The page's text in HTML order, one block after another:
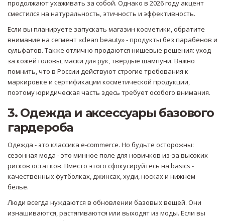
продолжают ухаживать за собой. Однако в 2026 году акцент
сместился на натуральность, этичность и эффективность.
Если вы планируете запускать магазин косметики, обратите
внимание на сегмент «clean beauty» - продукты без парабенов и
сульфатов. Также отлично продаются нишевые решения: уход
за кожей головы, маски для рук, твердые шампуни. Важно
помнить, что в России действуют строгие требования к
маркировке и сертификации косметической продукции,
поэтому юридическая часть здесь требует особого внимания.
3. Одежда и аксессуары базового
гардероба
Одежда - это классика e-commerce. Но будьте осторожны:
сезонная мода - это минное поле для новичков из-за высоких
рисков остатков. Вместо этого сфокусируйтесь на basics -
качественных футболках, джинсах, худи, носках и нижнем
белье.
Люди всегда нуждаются в обновлении базовых вещей. Они
изнашиваются, растягиваются или выходят из моды. Если вы